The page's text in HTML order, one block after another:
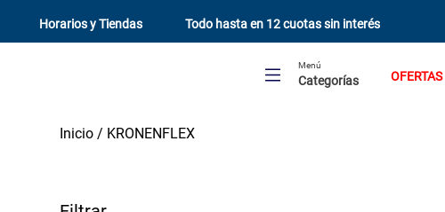
Horarios y Tiendas Todo hasta en 12 cuotas sin interés
Menú
Categorías OFERTAS
KRONENFLEX